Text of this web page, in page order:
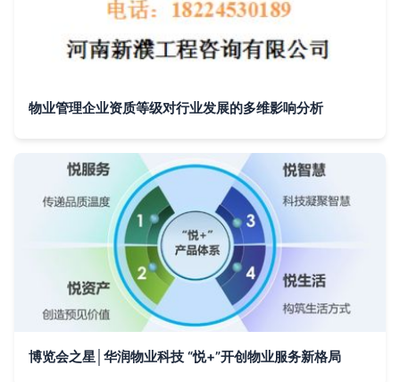
物业管理企业资质等级对行业发展的多维影响分析
博览会之星│华润物业科技 “悦+”开创物业服务新格局